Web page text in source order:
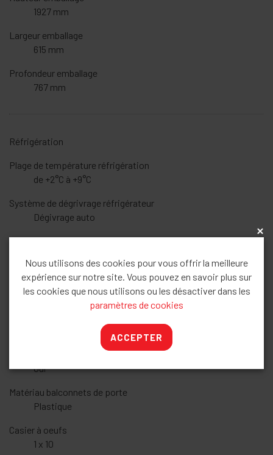
1927 mm
Largeur emballage
615 mm
Profondeur emballage
767 mm
Réfrigération
Plage de température réfrigération
de +2°C à +9°C
Système de dégrivrage réfrigérateur
Dégivrage auto
Système de réfrigération
Nombre de balconnets porte-bouteilles
1
Étagères de porte réglables en hauteur
Oui
Matériau balconnets de porte
Plastique
Casier à oeufs
1 x 10
x
Nous utilisons des cookies pour vous offrir la meilleure
expérience sur notre site. Vous pouvez en savoir plus sur
les cookies que nous utilisons ou les désactiver dans les
paramètres de cookies
ACCEPTER